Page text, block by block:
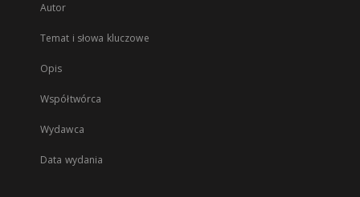
Autor
Temat i słowa kluczowe
Opis
Współtwórca
Wydawca
Data wydania